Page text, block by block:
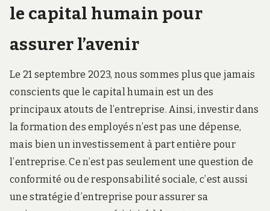
le capital humain pour
assurer l’avenir
Le 21 septembre 2023, nous sommes plus que jamais
conscients que le capital humain est un des
principaux atouts de l’entreprise. Ainsi, investir dans
la formation des employés n’est pas une dépense,
mais bien un investissement à part entière pour
l’entreprise. Ce n’est pas seulement une question de
conformité ou de responsabilité sociale, c’est aussi
une stratégie d’entreprise pour assurer sa